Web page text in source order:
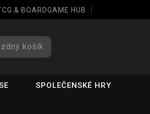
& BOARDGAME HUB
košík
SPOLEČENSKÉ HRY